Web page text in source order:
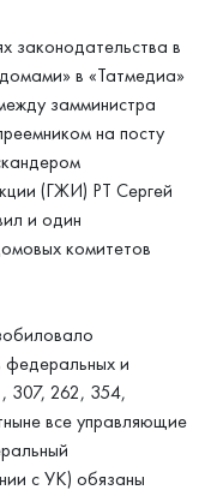
законодательства в
в «Татмедиа»
замминистра
на посту
(ГЖИ) РТ Сергей
и один
комитетов
федеральных и
307, 262, 354,
все управляющие
с УК) обязаны